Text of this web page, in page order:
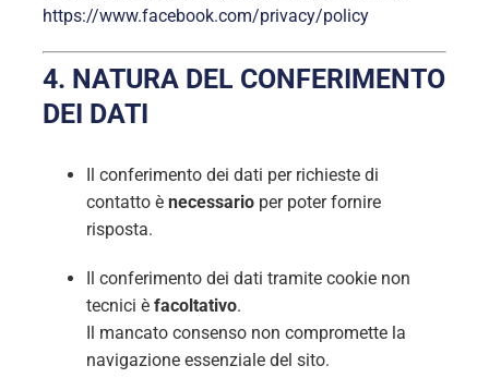
https://www.facebook.com/privacy/policy
4. NATURA DEL CONFERIMENTO
DEI DATI
Il conferimento dei dati per richieste di
contatto è necessarioper poter fornire
risposta.
Il conferimento dei dati tramite cookie non
tecnici è facoltativo.
Il mancato consenso non compromette la
navigazione essenziale del sito.